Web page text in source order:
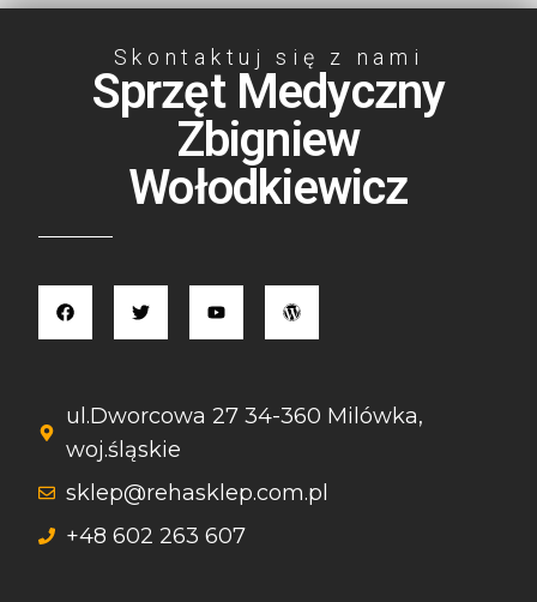
Skontaktuj się z nami
Sprzęt Medyczny
Zbigniew
Wołodkiewicz
ul.Dworcowa 27 34-360 Milówka,
woj.śląskie
sklep@rehasklep.com.pl
+48 602 263 607